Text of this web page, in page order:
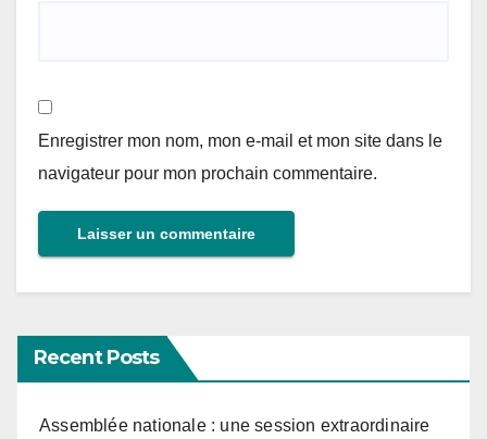
Enregistrer mon nom, mon e-mail et mon site dans le
navigateur pour mon prochain commentaire.
Recent Posts
Assemblée nationale : une session extraordinaire